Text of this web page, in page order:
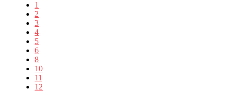
1
2
3
4
5
6
8
10
11
12